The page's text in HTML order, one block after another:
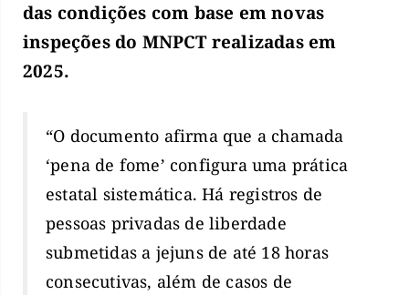
das condições com base em novas
inspeções do MNPCT realizadas em
2025.
“O documento afirma que a chamada
‘pena de fome’ configura uma prática
estatal sistemática. Há registros de
pessoas privadas de liberdade
submetidas a jejuns de até 18 horas
consecutivas, além de casos de